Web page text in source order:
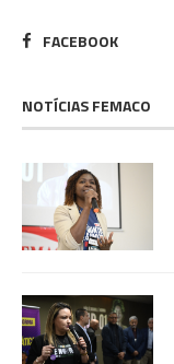
FACEBOOK
NOTÍCIAS FEMACO